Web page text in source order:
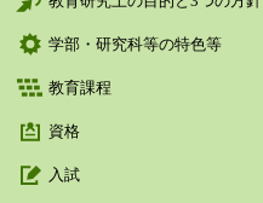
学部・研究科等の特色等
教育課程
資格
入試